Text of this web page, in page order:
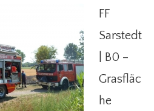
FF
Sarstedt
| B0 –
Grasfläc
he